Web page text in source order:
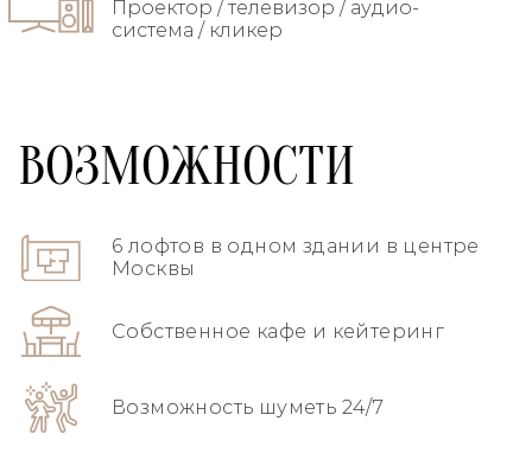
Проектор / телевизор / аудио-
система / кликер
ВОЗМОЖНОСТИ
6 лофтов в одном здании в центре
Москвы
Собственное кафе и кейтеринг
Возможность шуметь 24/7